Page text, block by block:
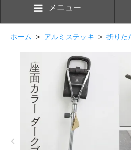
メニュー
ホーム > アルミステッキ > 折りた